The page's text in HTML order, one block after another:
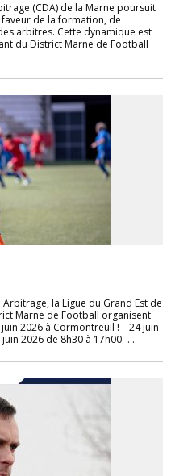
(CDA) de la Marne poursuit
de la formation, de
arbitres. Cette dynamique est
du District Marne de Football
la Ligue du Grand Est de
Marne de Football organisent
2026 à Cormontreuil ! 24 juin
2026 de 8h30 à 17h00 -...